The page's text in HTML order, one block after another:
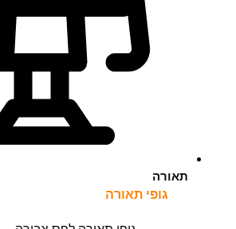
תאורה
גופי תאורה